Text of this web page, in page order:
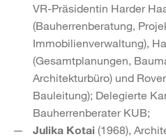
VR-Präsidentin Harder
(Bauherrenberatung,
Immobilienverwaltung),
(Gesamtplanungen,
Architekturbüro) und
Bauleitung); Delegierte
Bauherrenberater KUB;
Julika Kotai (1968),